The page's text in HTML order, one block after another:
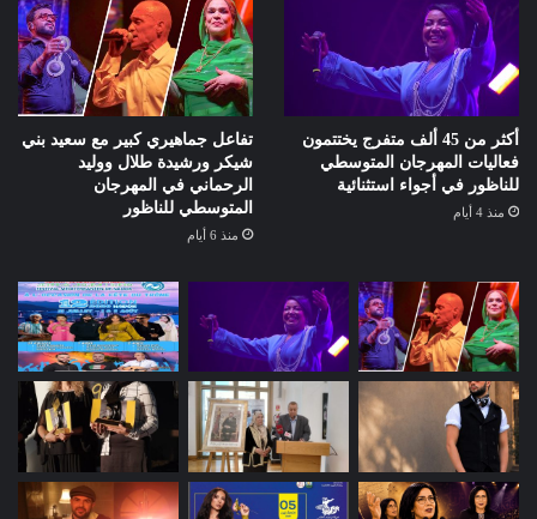
أكثر من 45 ألف متفرج يختتمون
فعاليات المهرجان المتوسطي
للناظور في أجواء استثنائية
منذ 4 أيام
تفاعل جماهيري كبير مع سعيد بني
شيكر ورشيدة طلال ووليد
الرحماني في المهرجان
المتوسطي للناظور
منذ 6 أيام